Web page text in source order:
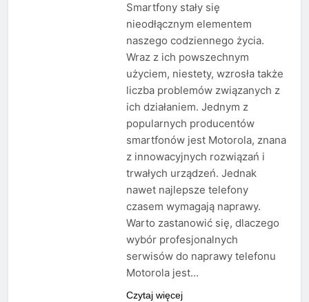
Jakie są zasady noszenia
garnituru
trzyczęściowego
3 Tygodnie Ago
Jakie są zasady elegancji
w modzie ulicznej
4 Tygodnie Ago
Jakie są najmodniejsze
męskie fryzury w tym
sezonie
4 Tygodnie Ago
Jakie są najlepsze
sposoby na motywację
rano
4 Tygodnie Ago
Smartfony stały się
nieodłącznym elementem
naszego codziennego życia.
Wraz z ich powszechnym
użyciem, niestety, wzrosła także
liczba problemów związanych z
ich działaniem. Jednym z
popularnych producentów
smartfonów jest Motorola, znana
z innowacyjnych rozwiązań i
trwałych urządzeń. Jednak
nawet najlepsze telefony
czasem wymagają naprawy.
Warto zastanowić się, dlaczego
wybór profesjonalnych
serwisów do naprawy telefonu
Motorola jest…
Czytaj więcej